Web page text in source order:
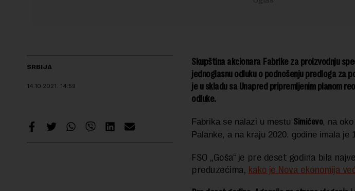
SRBIJA
14.10.2021. 14:59
Skupština akcionara Fabrike za proizvodnju
jednoglasnu odluku o podnošenju predloga za
je u skladu sa Unapred pripremljenim planom
odluke.
Fabrika se nalazi u mestu Simićevo, na
Palanke, a na kraju 2020. godine imala je
FSO „Goša“ je pre deset godina bila
preduzećima, kako je Nova ekonomija